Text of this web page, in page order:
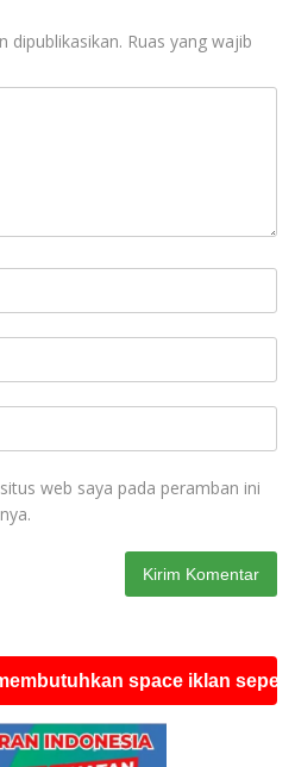
dipublikasikan. Ruas yang wajib
web saya pada peramban ini
space iklan seperti ini